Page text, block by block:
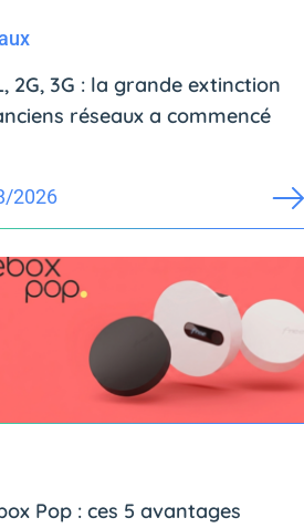
2G, 3G : la grande extinction
réseaux a commencé
2026
Pop : ces 5 avantages